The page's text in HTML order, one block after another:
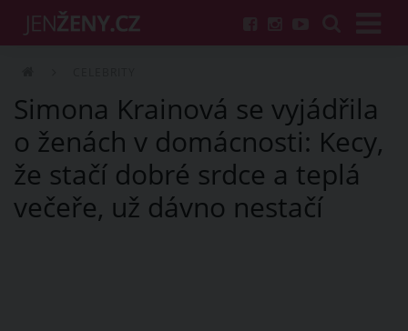
Simona Krainová se vyjádřila
o ženách v domácnosti: Kecy,
že stačí dobré srdce a teplá
večeře, už dávno nestačí